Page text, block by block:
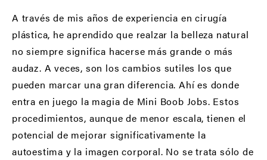
A través de mis años de experiencia en cirugía
plástica, he aprendido que realzar la belleza natural
no siempre significa hacerse más grande o más
audaz. A veces, son los cambios sutiles los que
pueden marcar una gran diferencia. Ahí es donde
entra en juego la magia de Mini Boob Jobs. Estos
procedimientos, aunque de menor escala, tienen el
potencial de mejorar significativamente la
autoestima y la imagen corporal. No se trata sólo de